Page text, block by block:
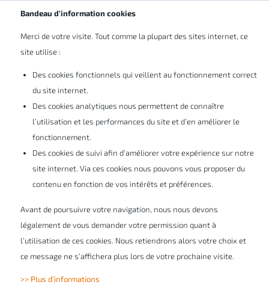
Bandeau d’information cookies
Merci de votre visite. Tout comme la plupart des sites internet, ce
site utilise :
Des cookies fonctionnels qui veillent au fonctionnement correct
du site internet.
Des cookies analytiques nous permettent de connaître
l’utilisation et les performances du site et d’en améliorer le
fonctionnement.
Des cookies de suivi afin d’améliorer votre expérience sur notre
site internet. Via ces cookies nous pouvons vous proposer du
contenu en fonction de vos intérêts et préférences.
Avant de poursuivre votre navigation, nous nous devons
légalement de vous demander votre permission quant à
l’utilisation de ces cookies. Nous retiendrons alors votre choix et
ce message ne s’affichera plus lors de votre prochaine visite.
>> Plus d’informations
Analyse structurelle avec
SIMULIA
En tirant parti de la technologie éprouvée du
solveur Abaqus, effectuez en toute
confiance toutes les tâches d'analyse
structurelle.
En savoir plus sur les solutions
d'analyse structurelle SIMULIA